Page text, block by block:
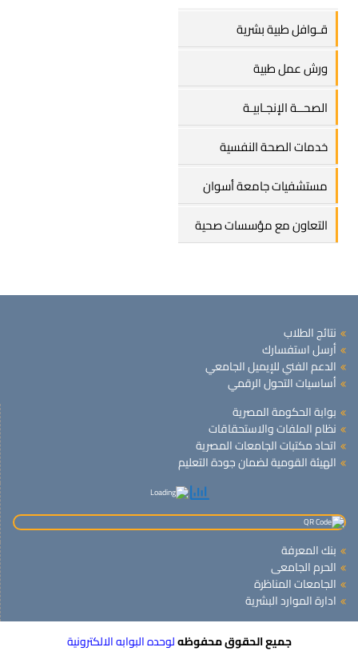
قـوافل طبية بشرية
ورش عمل طبية
الصحــة الإنجـابيـة
خدمات الصحة النفسية
مستشفيات جامعة أسوان
التعاون مع مؤسسات صحية
نتائج الطلاب
أرسل استفسارك
الدعم الفني للإيميل الجامعي
أساسيات التحول الرقمي
بوابة الحكومة المصرية
نظام الملفات والاستحقاقات
اتحاد مكتبات الجامعات المصرية
الهيئة القومية لضمان جودة التعليم
بنك المعرفة
الحرم الجامعى
الجامعات المناظرة
ادارة الموارد البشرية
جميع الحقوق محفوظهلوحده البوابه الالكترونية